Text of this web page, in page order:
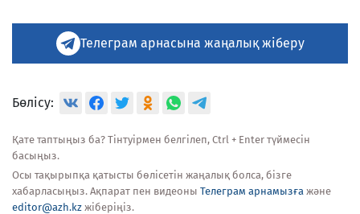
Телеграм арнасына жаңалық жіберу
Бөлісу:
Қате таптыңыз ба? Тінтуірмен белгілеп, Ctrl + Enter түймесін
басыңыз.
Осы тақырыпқа қатысты бөлісетін жаңалық болса, бізге
хабарласыңыз. Ақпарат пен видеоны Телеграм арнамызға және
editor@azh.kz жіберіңіз.